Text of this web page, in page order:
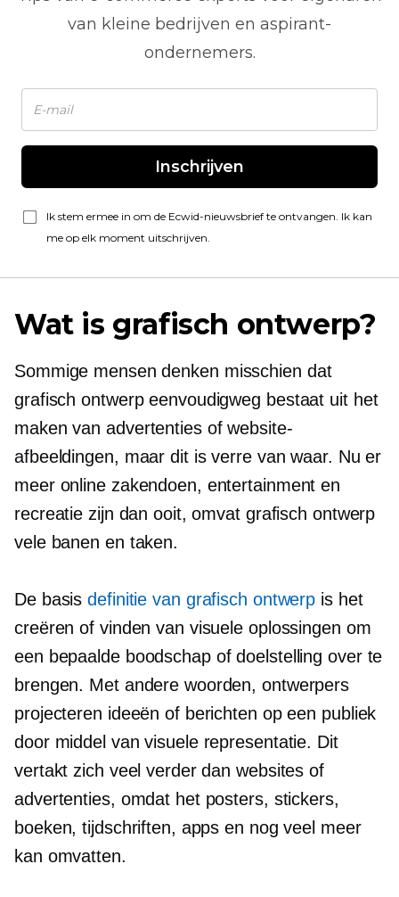
van kleine bedrijven en aspirant-
ondernemers.
Inschrijven
Ik stem ermee in om de Ecwid-nieuwsbrief te ontvangen. Ik kan
me op elk moment uitschrijven.
Wat is grafisch ontwerp?
Sommige mensen denken misschien dat
grafisch ontwerp eenvoudigweg bestaat uit het
maken van advertenties of website-
afbeeldingen, maar dit is verre van waar. Nu er
meer online zakendoen, entertainment en
recreatie zijn dan ooit, omvat grafisch ontwerp
vele banen en taken.
De basisdefinitie van grafisch ontwerp is het
creëren of vinden van visuele oplossingen om
een ​​bepaalde boodschap of doelstelling over te
brengen. Met andere woorden, ontwerpers
projecteren ideeën of berichten op een publiek
door middel van visuele representatie. Dit
vertakt zich veel verder dan websites of
advertenties, omdat het posters, stickers,
boeken, tijdschriften, apps en nog veel meer
kan omvatten.